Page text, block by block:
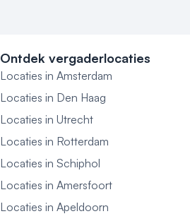
Ontdek vergaderlocaties
Locaties in Amsterdam
Locaties in Den Haag
Locaties in Utrecht
Locaties in Rotterdam
Locaties in Schiphol
Locaties in Amersfoort
Locaties in Apeldoorn